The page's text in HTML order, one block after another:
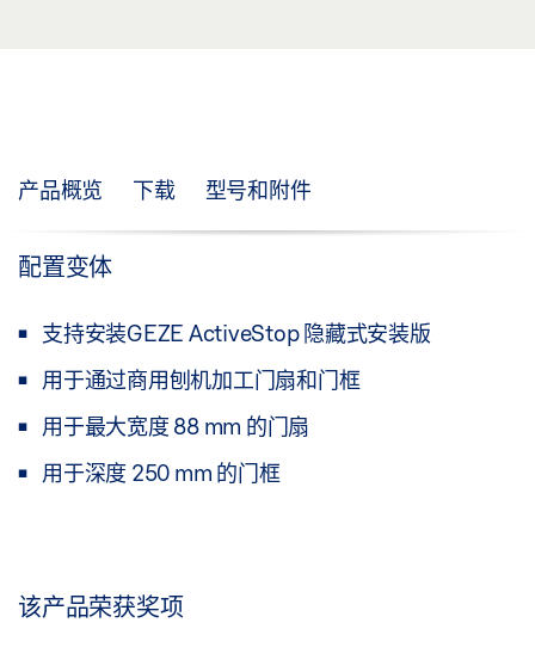
产品概览 下载 型号和附件
配置变体
支持安装GEZE ActiveStop 隐藏式安装版
用于通过商用刨机加工门扇和门框
用于最大宽度 88 mm 的门扇
用于深度 250 mm 的门框
该产品荣获奖项